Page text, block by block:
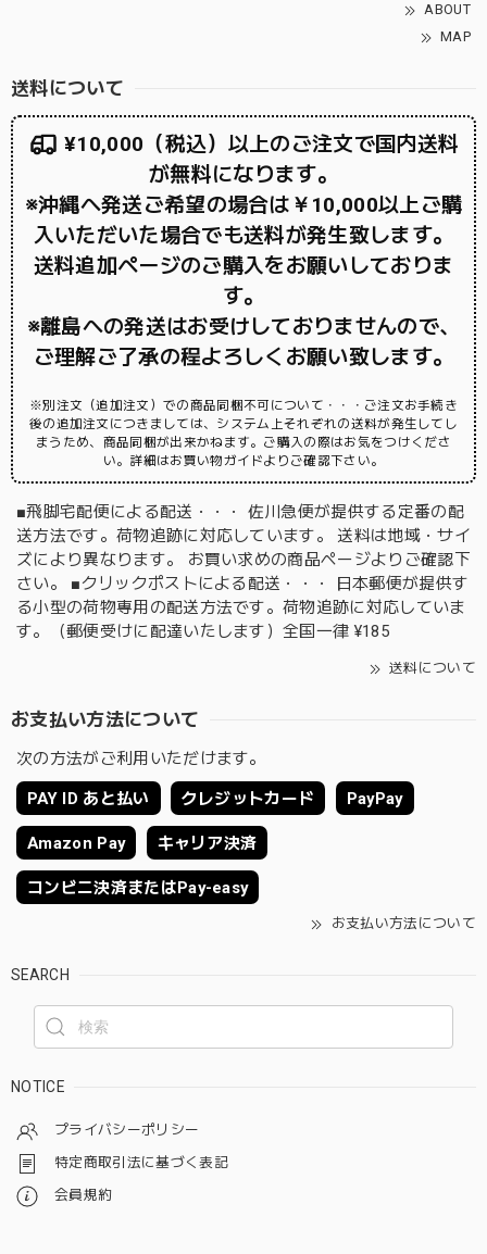
ABOUT
MAP
送料について
¥10,000（税込）以上のご注文で国内送料
が無料になります。
※沖縄へ発送ご希望の場合は￥10,000以上ご購
入いただいた場合でも送料が発生致します。
送料追加ページのご購入をお願いしておりま
す。
※離島への発送はお受けしておりませんので、
ご理解ご了承の程よろしくお願い致します。
※別注文（追加注文）での商品同梱不可について・・・ご注文お手続き
後の追加注文につきましては、システム上それぞれの送料が発生してし
まうため、商品同梱が出来かねます。ご購入の際はお気をつけくださ
い。詳細はお買い物ガイドよりご確認下さい。
■飛脚宅配便による配送・・・ 佐川急便が提供する定番の配
送方法です。荷物追跡に対応しています。 送料は地域・サイ
ズにより異なります。 お買い求めの商品ページよりご確認下
さい。 ■クリックポストによる配送・・・ 日本郵便が提供す
る小型の荷物専用の配送方法です。荷物追跡に対応していま
す。（郵便受けに配達いたします）全国一律 ¥185
送料について
お支払い方法について
次の方法がご利用いただけます。
PAY ID あと払い クレジットカード PayPay
Amazon Pay キャリア決済
コンビニ決済またはPay-easy
お支払い方法について
SEARCH
NOTICE
プライバシーポリシー
特定商取引法に基づく表記
会員規約